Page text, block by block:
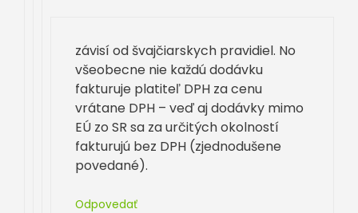
závisí od švajčiarskych pravidiel. No
všeobecne nie každú dodávku
fakturuje platiteľ DPH za cenu
vrátane DPH – veď aj dodávky mimo
EÚ zo SR sa za určitých okolností
fakturujú bez DPH (zjednodušene
povedané).
Odpovedať